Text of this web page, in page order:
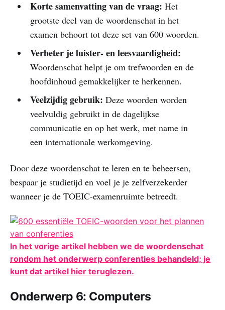
Korte samenvatting van de vraag: Het
grootste deel van de woordenschat in het
examen behoort tot deze set van 600 woorden.
Verbeter je luister- en leesvaardigheid:
Woordenschat helpt je om trefwoorden en de
hoofdinhoud gemakkelijker te herkennen.
Veelzijdig gebruik: Deze woorden worden
veelvuldig gebruikt in de dagelijkse
communicatie en op het werk, met name in
een internationale werkomgeving.
Door deze woordenschat te leren en te beheersen,
bespaar je studietijd en voel je je zelfverzekerder
wanneer je de TOEIC-examenruimte betreedt.
In het vorige artikel hebben we de woordenschat
rondom het onderwerp conferenties behandeld; je
kunt dat artikel hier teruglezen.
Onderwerp 6: Computers